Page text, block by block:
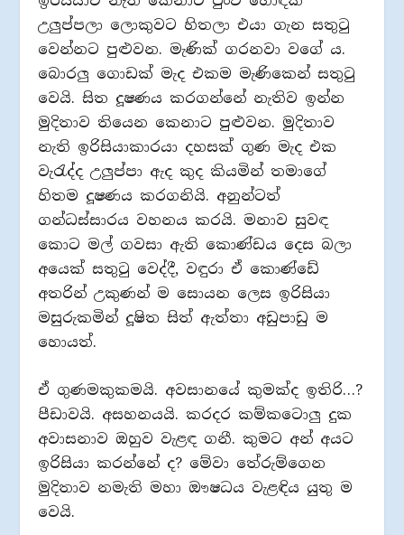
උලුප්පලා ලොකුවට හිතලා එයා ගැන සතුටු
වෙන්නට පුළුවන. මැණික් ගරනවා වගේ ය.
බොරලු ගොඩක් මැද එකම මැණිකෙන් සතුටු
වෙයි. සිත දූෂණය කරගන්නේ නැතිව ඉන්න
මුදිතාව තියෙන කෙනාට පුළුවන. මුදිතාව
නැති ඉරිසියාකාරයා දහසක් ගුණ මැද එක
වැරැද්ද උලුප්පා ඇද කුද කියමින් තමාගේ
හිතම දූෂණය කරගනියි. අනුන්ටත්
ගන්ධස්සාරය වහනය කරයි. මනාව සුවඳ
කොට මල් ගවසා ඇති කොණ්ඩය දෙස බලා
අයෙක් සතුටු වෙද්දී, වඳුරා ඒ කොණ්ඩේ
අතරින් උකුණන් ම සොයන ලෙස ඉරිසියා
මසුරුකමින් දූෂිත සිත් ඇත්තා අඩුපාඩු ම
හොයත්.
ඒ ගුණමකුකමයි. අවසානයේ කුමක්ද ඉතිරි…?
පීඩාවයි. අසහනයයි. කරදර කම්කටොලු දුක
අවාසනාව ඔහුව වැළඳ ගනී. කුමට අන් අයට
ඉරිසියා කරන්නේ ද? මේවා තේරුම්ගෙන
මුදිතාව නමැති මහා ඖෂධය වැළඳිය යුතු ම
වෙයි.